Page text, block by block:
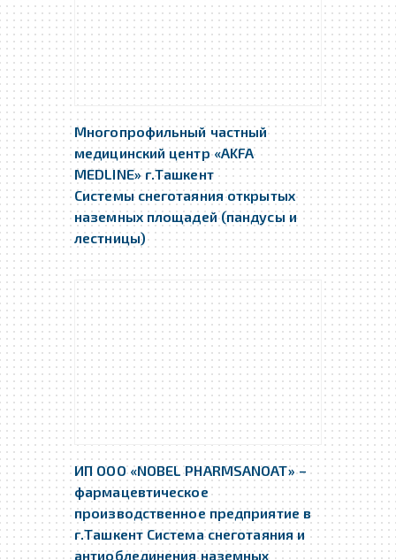
Многопрофильный частный
медицинский центр «AKFA
MEDLINE» г.Ташкент
Системы снеготаяния открытых
наземных площадей (пандусы и
лестницы)
ИП ООО «NOBEL PHARMSANOAT» –
фармацевтическое
производственное предприятие в
г.Ташкент Система снеготаяния и
антиоблединения наземных